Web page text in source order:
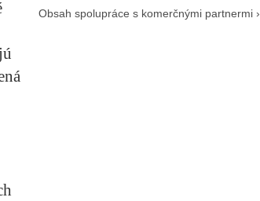
Obsah spolupráce s komerčnými partnermi ›